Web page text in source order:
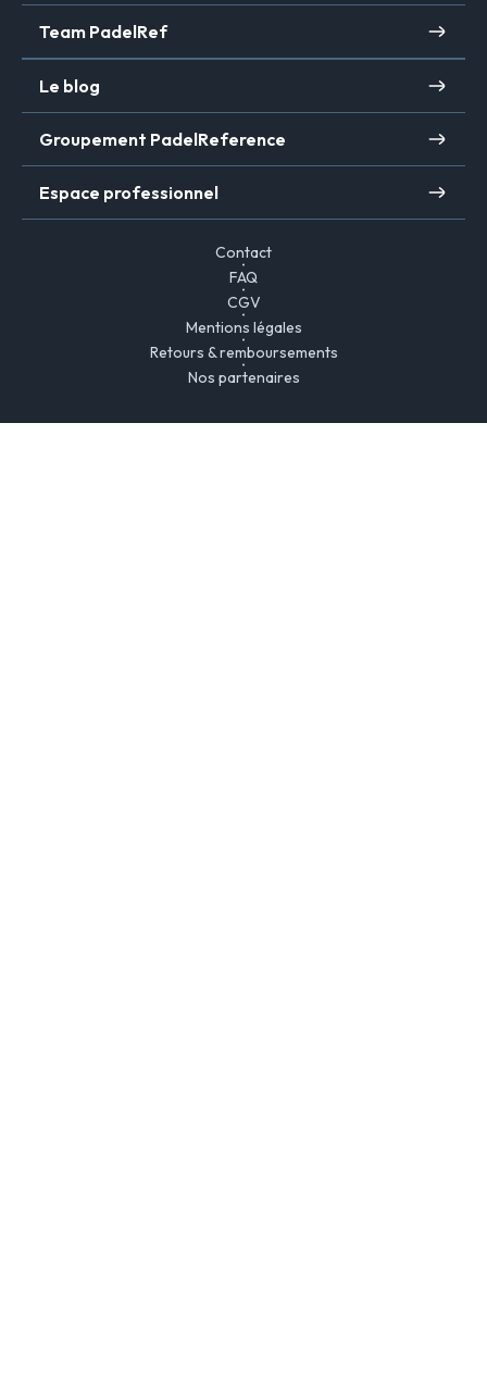
Team PadelRef
Le blog
Groupement PadelReference
Espace professionnel
Contact
FAQ
CGV
Mentions légales
Retours & remboursements
Nos partenaires